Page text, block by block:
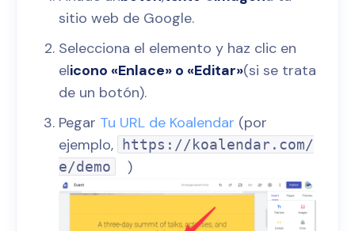
sitio web de Google.
Selecciona el elemento y haz clic en
elicono «Enlace» o «Editar»(si se trata
de un botón).
Pegar Tu URL de Koalendar (por
ejemplo, https://koalendar.com/
e/demo
)